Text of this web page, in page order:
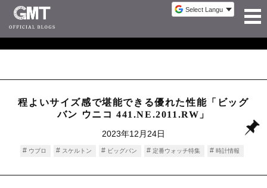
程よいサイズ感で堪能できる優れた性能「ビッグ
バン ウニコ 441.NE.2011.RW」
2023年12月24日
ウブロ スケルトン ビッグバン 定番ウォッチ特集 時計情報